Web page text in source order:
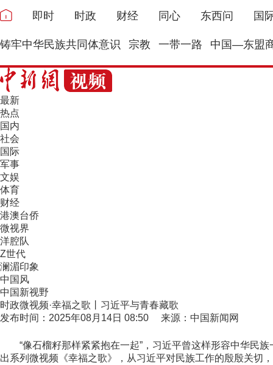
即时 时政 财经 同心 东西问 国
铸牢中华民族共同体意识 宗教 一带一路 中国—东盟
最新
热点
国内
社会
国际
军事
文娱
体育
财经
港澳台侨
微视界
洋腔队
Z世代
澜湄印象
中国风
中国新视野
时政微视频·幸福之歌丨习近平与青春藏歌
发布时间：2025年08月14日 08:50 来源：中国新闻网
“像石榴籽那样紧紧抱在一起”，习近平曾这样形容中华民族
出系列微视频《幸福之歌》，从习近平对民族工作的殷殷关切